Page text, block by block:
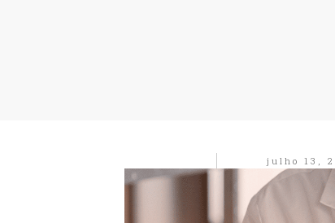
julho 13,